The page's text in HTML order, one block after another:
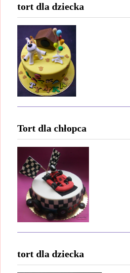
tort dla dziecka
Tort dla chłopca
tort dla dziecka